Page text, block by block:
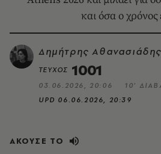
και όσα ο
Δημήτρης Αθανασιάδης
ΤΕΥΧΟΣ 1001
03.06.2026, 20:06
10’
UPD 06.06.2026, 20:39
ΑΚΟΥΣΕ ΤΟ